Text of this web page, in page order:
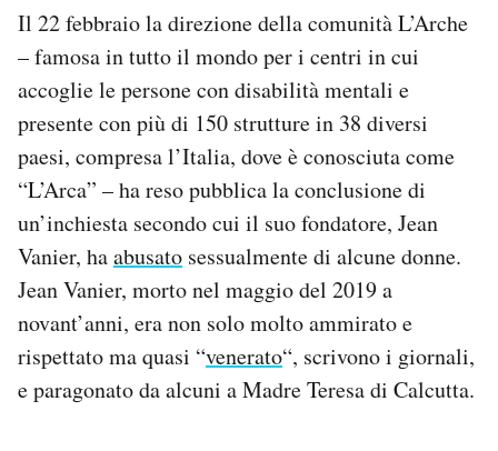
CALENDARIO
AREA PERSONALE
Newsletter
Notifiche mobile
Regala il Post
Hai bisogno di aiuto?
Esci
Il 22 febbraio la direzione della comunità L’Arche
– famosa in tutto il mondo per i centri in cui
accoglie le persone con disabilità mentali e
presente con più di 150 strutture in 38 diversi
paesi, compresa l’Italia, dove è conosciuta come
“L’Arca” – ha reso pubblica la conclusione di
un’inchiesta secondo cui il suo fondatore, Jean
Vanier, haabusato sessualmente di alcune donne.
Jean Vanier, morto nel maggio del 2019 a
novant’anni, era non solo molto ammirato e
rispettato ma quasi “venerato“, scrivono i giornali,
e paragonato da alcuni a Madre Teresa di Calcutta.